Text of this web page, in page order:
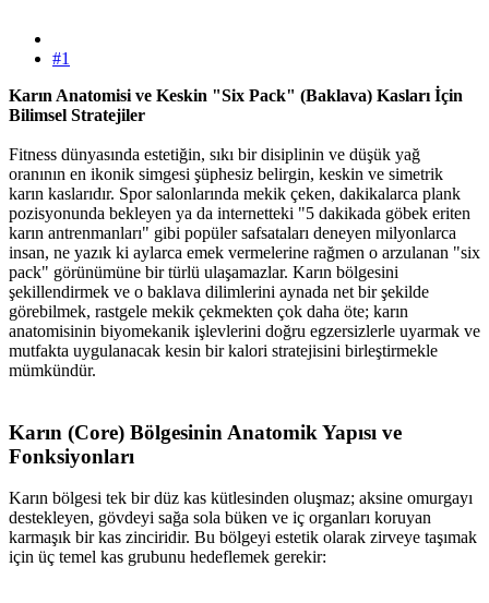
#1
Karın Anatomisi ve Keskin "Six Pack" (Baklava) Kasları İçin
Bilimsel Stratejiler
Fitness dünyasında estetiğin, sıkı bir disiplinin ve düşük yağ
oranının en ikonik simgesi şüphesiz belirgin, keskin ve simetrik
karın kaslarıdır. Spor salonlarında mekik çeken, dakikalarca plank
pozisyonunda bekleyen ya da internetteki "5 dakikada göbek eriten
karın antrenmanları" gibi popüler safsataları deneyen milyonlarca
insan, ne yazık ki aylarca emek vermelerine rağmen o arzulanan "six
pack" görünümüne bir türlü ulaşamazlar. Karın bölgesini
şekillendirmek ve o baklava dilimlerini aynada net bir şekilde
görebilmek, rastgele mekik çekmekten çok daha öte; karın
anatomisinin biyomekanik işlevlerini doğru egzersizlerle uyarmak ve
mutfakta uygulanacak kesin bir kalori stratejisini birleştirmekle
mümkündür.
Karın (Core) Bölgesinin Anatomik Yapısı ve
Fonksiyonları​
Karın bölgesi tek bir düz kas kütlesinden oluşmaz; aksine omurgayı
destekleyen, gövdeyi sağa sola büken ve iç organları koruyan
karmaşık bir kas zinciridir. Bu bölgeyi estetik olarak zirveye taşımak
için üç temel kas grubunu hedeflemek gerekir: